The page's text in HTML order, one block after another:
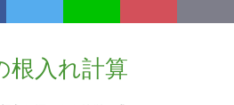
根入れ計算